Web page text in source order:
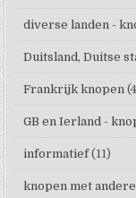
diverse landen -
Duitsland, Duitse
Frankrijk knopen
GB en Ierland -
informatief (11)
knopen met